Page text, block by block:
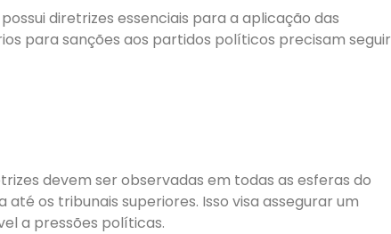
diretrizes essenciais para a aplicação das
para sanções aos partidos políticos precisam seguir
devem ser observadas em todas as esferas do
os tribunais superiores. Isso visa assegurar um
a pressões políticas.